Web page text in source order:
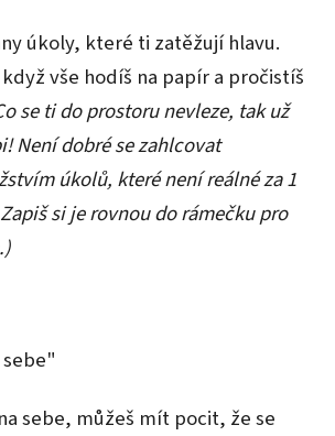
úkoly, které ti zatěžují hlavu.
vše hodíš na papír a pročistíš
se ti do prostoru nevleze, tak už
Není dobré se zahlcovat
úkolů, které není reálné za 1
si je rovnou do rámečku pro
sebe, můžeš mít pocit, že se